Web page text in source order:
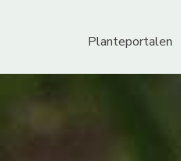
Planteportalen